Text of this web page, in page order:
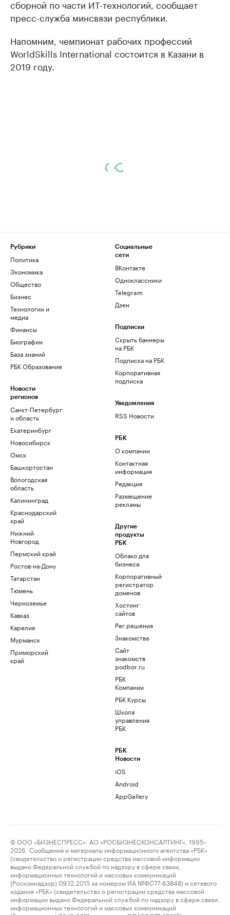
сборной по части ИТ-технологий, сообщает
пресс-служба минсвязи республики.
Напомним, чемпионат рабочих профессий
WorldSkills International состоится в Казани в
2019 году.
Рубрики
Политика
Экономика
Общество
Бизнес
Технологии и
медиа
Финансы
Биографии
База знаний
РБК Образование
Новости
регионов
Санкт-Петербург
и область
Екатеринбург
Новосибирск
Омск
Башкортостан
Вологодская
область
Калининград
Краснодарский
край
Нижний
Новгород
Пермский край
Ростов-на-Дону
Татарстан
Тюмень
Черноземье
Кавказ
Карелия
Мурманск
Приморский
край
Социальные
сети
ВКонтакте
Одноклассники
Telegram
Дзен
Подписки
Скрыть баннеры
на РБК
Подписка на РБК
Корпоративная
подписка
Уведомления
RSS Новости
РБК
О компании
Контактная
информация
Редакция
Размещение
рекламы
Другие
продукты
РБК
Облако для
бизнеса
Корпоративный
регистратор
доменов
Хостинг
сайтов
Рег.решения
Знакомства
Сайт
знакомств
podbor.ru
РБК
Компании
РБК Курсы
Школа
управления
РБК
РБК
Новости
iOS
Android
AppGallery
© ООО «БИЗНЕСПРЕСС», АО «РОСБИЗНЕСКОНСАЛТИНГ», 1995–
2026. Сообщения и материалы информационного агентства «РБК»
(свидетельство о регистрации средства массовой информации
выдано Федеральной службой по надзору в сфере связи,
информационных технологий и массовых коммуникаций
(Роскомнадзор) 09.12.2015 за номером ИА №ФС77-63848) и сетевого
издания «РБК» (свидетельство о регистрации средства массовой
информации выдано Федеральной службой по надзору в сфере связи,
информационных технологий и массовых коммуникаций